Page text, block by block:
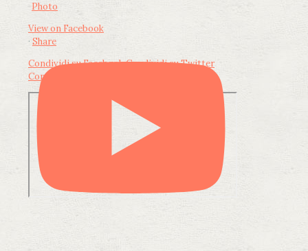
Photo
View on Facebook
· Share
Condividi su FacebookCondividi su Twitter
Condividi su LinkedIn